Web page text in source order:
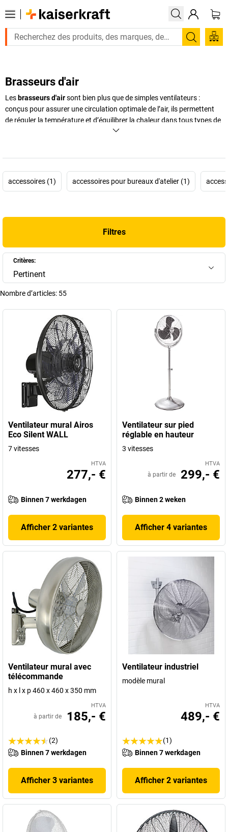
Brasseurs d'air
Les brasseurs d'airsont bien plus que de simples ventilateurs :
conçus pour assurer une circulation optimale de l’air, ils permettent
de réguler la température et d’équilibrer la chaleur dans tous types de
locaux, qu’ils soient industriels, commerciaux ou tertiaires. En été, ils
ventilateur industriel
ou encore les
brasseurs d'air muraux
table, de sol, de plafond ou fixés en hauteur pour répondre à tous les
esthétiques et économes en énergie, pensées pour améliorer la
qualité de l’air et le bien-être au travail ou dans vos espaces de vie.
+Afficher plus
accessoires (1) accessoires pour bureaux d'atelier (1)
Filtres
Critères:
Pertinent
Nombre d’articles: 55
Ventilateur mural Airos
Eco Silent WALL
7 vitesses
HTVA
277,- €
Binnen 7 werkdagen
Afficher 2 variantes
Ventilateur sur pied
réglable en hauteur
3 vitesses
HTVA
à partir de 299,- €
Binnen 2 weken
Afficher 4 variantes
Ventilateur mural avec
télécommande
h x l x p 460 x 460 x 350 mm
HTVA
à partir de 185,- €
(2)
Binnen 7 werkdagen
Afficher 3 variantes
Ventilateur industriel
modèle mural
HTVA
489,- €
(1)
Binnen 7 werkdagen
Afficher 2 variantes